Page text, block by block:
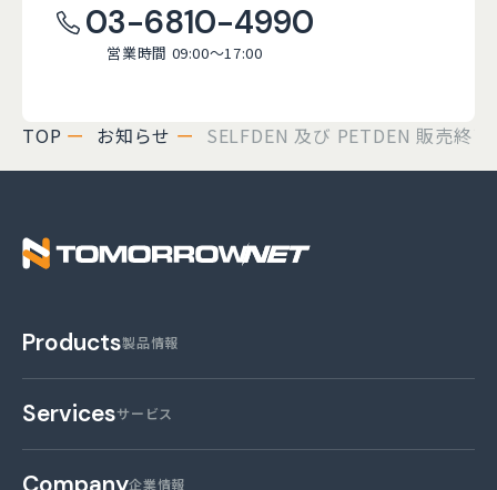
03-6810-4990
営業時間 09:00～17:00
TOP お知らせ SELFDEN 及び PETDEN 販売終
株式会社トゥモロー
Products製品情報
Servicesサービス
企業情報